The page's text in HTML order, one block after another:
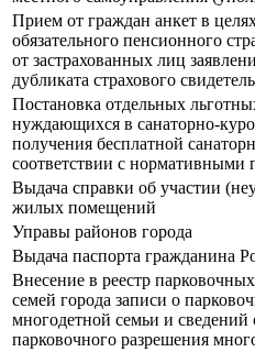
Прием от граждан анкет в
обязательного пенсионного
от застрахованных лиц
дубликата страхового
Постановка отдельных
нуждающихся в санаторно-
получения бесплатной
соответствии с нормативными
Выдача справки об участии
жилых помещений
Управы районов города
Выдача паспорта гражданина
Внесение в реестр
семей города записи о
многодетной семьи и сведений
парковочного разрешения